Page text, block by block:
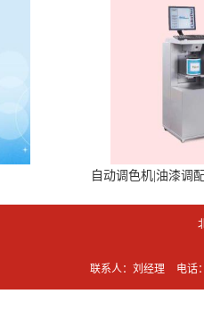
自动调色机|油漆调
联系人：刘经理 电话